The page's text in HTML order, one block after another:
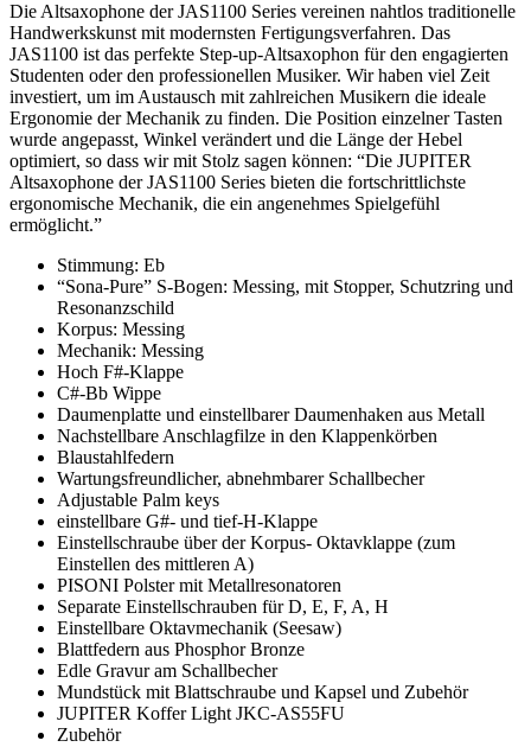
Die Altsaxophone der JAS1100 Series vereinen nahtlos traditionelle
Handwerkskunst mit modernsten Fertigungsverfahren. Das
JAS1100 ist das perfekte Step-up-Altsaxophon für den engagierten
Studenten oder den professionellen Musiker. Wir haben viel Zeit
investiert, um im Austausch mit zahlreichen Musikern die ideale
Ergonomie der Mechanik zu finden. Die Position einzelner Tasten
wurde angepasst, Winkel verändert und die Länge der Hebel
optimiert, so dass wir mit Stolz sagen können: “Die JUPITER
Altsaxophone der JAS1100 Series bieten die fortschrittlichste
ergonomische Mechanik, die ein angenehmes Spielgefühl
ermöglicht.”
Stimmung: Eb
“Sona-Pure” S-Bogen: Messing, mit Stopper, Schutzring und
Resonanzschild
Korpus: Messing
Mechanik: Messing
Hoch F#-Klappe
C#-Bb Wippe
Daumenplatte und einstellbarer Daumenhaken aus Metall
Nachstellbare Anschlagfilze in den Klappenkörben
Blaustahlfedern
Wartungsfreundlicher, abnehmbarer Schallbecher
Adjustable Palm keys
einstellbare G#- und tief-H-Klappe
Einstellschraube über der Korpus- Oktavklappe (zum
Einstellen des mittleren A)
PISONI Polster mit Metallresonatoren
Separate Einstellschrauben für D, E, F, A, H
Einstellbare Oktavmechanik (Seesaw)
Blattfedern aus Phosphor Bronze
Edle Gravur am Schallbecher
Mundstück mit Blattschraube und Kapsel und Zubehör
JUPITER Koffer Light JKC-AS55FU
Zubehör